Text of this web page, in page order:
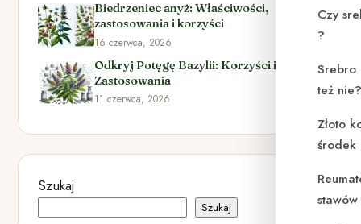
Czy
?
też
Złoto
środek
Biedrzeniec anyż: Właściwości,
zastosowania i korzyści
16 czerwca, 2026
Odkryj Potęgę Bazylii: Korzyści i
Zastosowania
11 czerwca, 2026
Szukaj
Szukaj